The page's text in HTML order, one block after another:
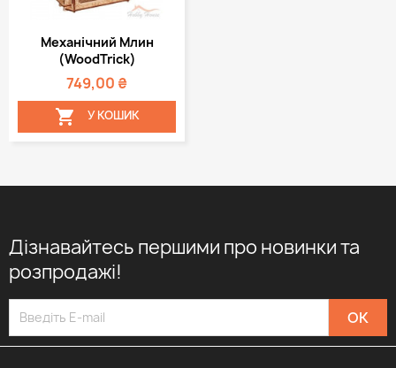
Механічний Млин
(WoodTrick)
749,00 ₴
 У КОШИК
Дізнавайтесь першими про новинки та
розпродажі!